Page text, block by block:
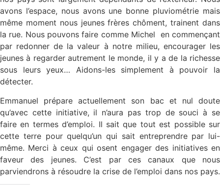
avons l’espace, nous avons une bonne pluviométrie mais
même moment nous jeunes frères chôment, trainent dans
la rue. Nous pouvons faire comme Michel en commençant
par redonner de la valeur à notre milieu, encourager les
jeunes à regarder autrement le monde, il y a de la richesse
sous leurs yeux… Aidons-les simplement à pouvoir la
détecter.
Emmanuel prépare actuellement son bac et nul doute
qu’avec cette initiative, il n’aura pas trop de souci à se
faire en termes d’emploi. Il sait que tout est possible sur
cette terre pour quelqu’un qui sait entreprendre par lui-
même. Merci à ceux qui osent engager des initiatives en
faveur des jeunes. C’est par ces canaux que nous
parviendrons à résoudre la crise de l’emploi dans nos pays.